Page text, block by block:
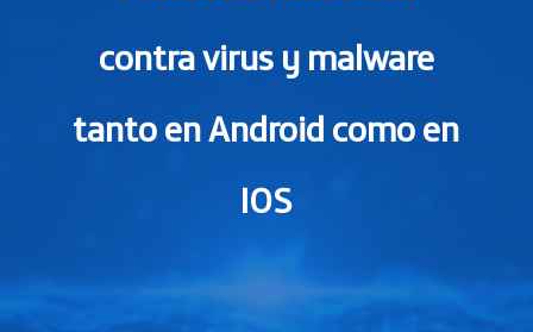
contra virus y malware
tanto en Android como en
IOS